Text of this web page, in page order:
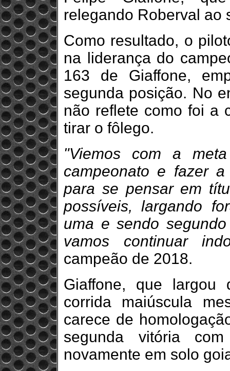
relegando Roberval ao
Como resultado, o
na liderança do
163 de Giaffone,
segunda posição. No
não reflete como foi a
tirar o fôlego.
"Viemos com a
campeonato e fazer
para se pensar em
possíveis, largando
uma e sendo
vamos continuar
campeão de 2018.
Giaffone, que
corrida maiúscula
carece de
segunda vitória
novamente em solo